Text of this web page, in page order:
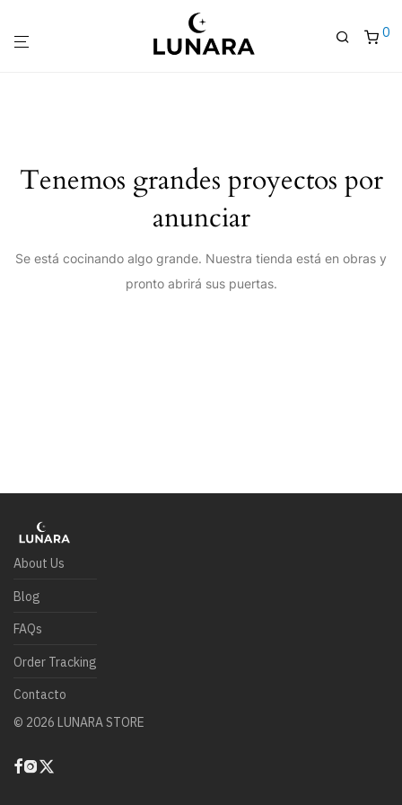
0
Tenemos grandes proyectos por
anunciar
Se está cocinando algo grande. Nuestra tienda está en obras y
pronto abrirá sus puertas.
About Us
Blog
FAQs
Order Tracking
Contacto
© 2026 LUNARA STORE